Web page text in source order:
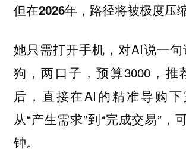
但在2026年，路径将被极度压缩
她只需打开手机，对AI说一句
狗，两口子，预算3000，推
后，直接在AI的精准导购下
从“产生需求”到“完成交易”，
钟。